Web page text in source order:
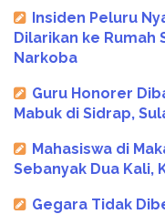
Insiden Peluru
Dilarikan ke Rumah
Narkoba
Guru Honorer
Mabuk di Sidrap,
Mahasiswa di
Sebanyak Dua Kali,
Gegara Tidak